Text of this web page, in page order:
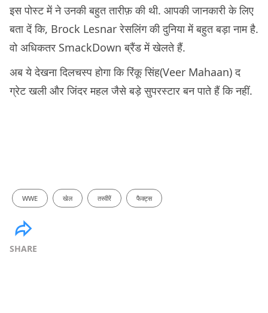
इस पोस्ट में ने उनकी बहुत तारीफ़ की थी. आपकी जानकारी के लिए
बता दें कि, Brock Lesnar रेसलिंग की दुनिया में बहुत बड़ा नाम है.
वो अधिकतर SmackDown ब्रैंड में खेलते हैं.
अब ये देखना दिलचस्प होगा कि रिंकू सिंह(Veer Mahaan) द
ग्रेट खली और जिंदर महल जैसे बड़े सुपरस्टार बन पाते हैं कि नहीं.
WWE खेल तस्वीरें फैक्ट्स
SHARE